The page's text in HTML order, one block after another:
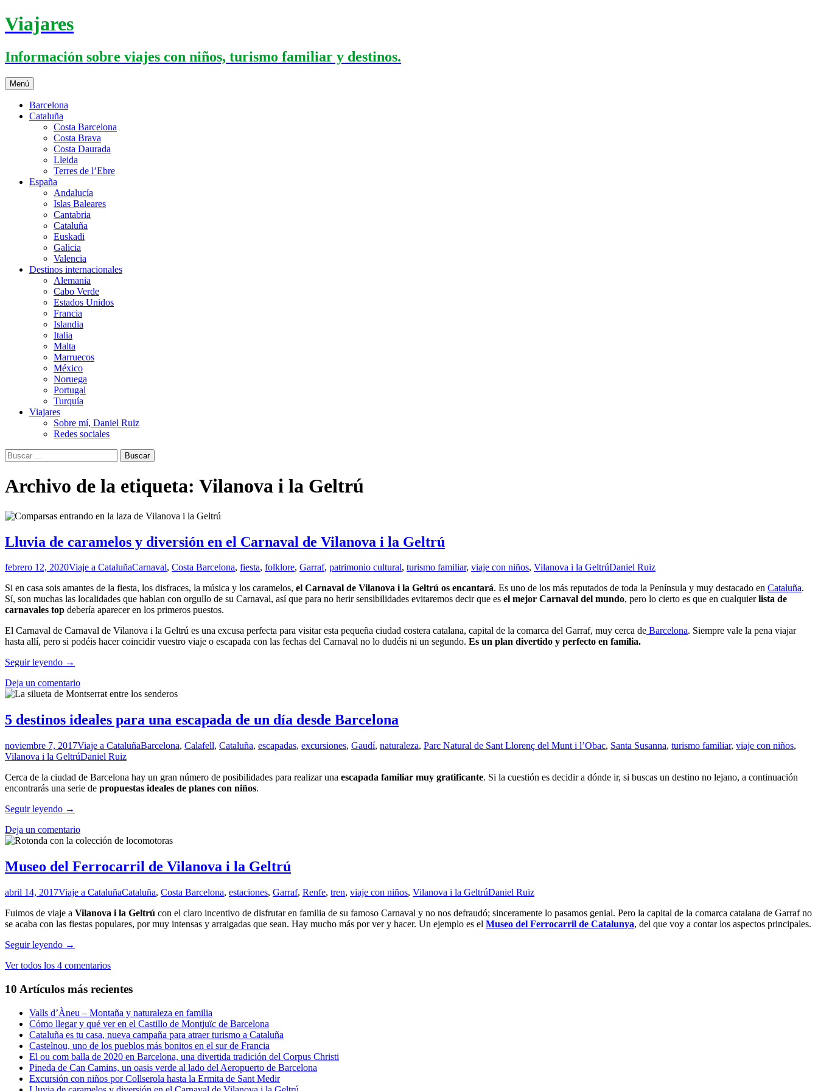
Saltar
al
Viajares
Información sobre viajes con niños, turismo familiar y destinos.
Menú
Barcelona
Cataluña
Costa Barcelona
Costa Brava
Costa Daurada
Lleida
Terres de l’Ebre
España
Andalucía
Islas Baleares
Cantabria
Cataluña
Euskadi
Galicia
Valencia
Destinos internacionales
Alemania
Cabo Verde
Estados Unidos
Francia
Islandia
Italia
Malta
Marruecos
México
Noruega
Portugal
Turquía
Viajares
Sobre mí, Daniel Ruiz
Redes sociales
Buscar:
Archivo de la etiqueta: Vilanova i la Geltrú
Lluvia de caramelos y diversión en el Carnaval de Vilanova i la Geltrú
febrero 12, 2020Viaje a CataluñaCarnaval, Costa Barcelona, fiesta, folklore, Garraf, patrimonio cultural, turismo familiar, viaje con niños, Vilanova i la GeltrúDaniel Ruiz
Si en casa sois amantes de la fiesta, los disfraces, la música y los caramelos, el Carnaval de Vilanova i la Geltrú os encantará. Es uno de los más reputados de toda la Península y muy destacado en Cataluña.
Sí, son muchas las localidades que hablan con orgullo de su Carnaval, así que para no herir sensibilidades evitaremos decir que es el mejor Carnaval del mundo, pero lo cierto es que en cualquierlista de
carnavales top debería aparecer en los primeros puestos.
El Carnaval de Carnaval de Vilanova i la Geltrú es una excusa perfecta para visitar esta pequeña ciudad costera catalana, capital de la comarca del Garraf, muy cerca de Barcelona. Siempre vale la pena viajar
hasta allí, pero si podéis hacer coincidir vuestro viaje o escapada con las fechas del Carnaval no lo dudéis ni un segundo. Es un plan divertido y perfecto en familia.
Seguir leyendo Lluvia
caramelos
y
en
el
de
Vilanova
i
la
Geltrú
→
Deja un comentario
5 destinos ideales para una escapada de un día desde Barcelona
noviembre 7, 2017Viaje a CataluñaBarcelona, Calafell, Cataluña, escapadas, excursiones, Gaudí, naturaleza, Parc Natural de Sant Llorenç del Munt i l’Obac, Santa Susanna, turismo familiar, viaje con niños,
Vilanova i la GeltrúDaniel Ruiz
Cerca de la ciudad de Barcelona hay un gran número de posibilidades para realizar una escapada familiar muy gratificante. Si la cuestión es decidir a dónde ir, si buscas un destino no lejano, a continuación
encontrarás una serie de propuestas ideales de planes con niños.
Seguir leyendo 5
ideales
para
escapada
de
día
desde
Barcelona
→
Deja un comentario
Museo del Ferrocarril de Vilanova i la Geltrú
abril 14, 2017Viaje a CataluñaCataluña, Costa Barcelona, estaciones, Garraf, Renfe, tren, viaje con niños, Vilanova i la GeltrúDaniel Ruiz
Fuimos de viaje a Vilanova i la Geltrú con el claro incentivo de disfrutar en familia de su famoso Carnaval y no nos defraudó; sinceramente lo pasamos genial. Pero la capital de la comarca catalana de Garraf no
se acaba con las fiestas populares, por muy intensas y arraigadas que sean. Hay mucho más por ver y hacer. Un ejemplo es el Museo del Ferrocarril de Catalunya, del que voy a contar los aspectos principales.
Seguir leyendo Museo
Ferrocarril
Vilanova
la
Geltrú
→
Ver todos los 4 comentarios
10 Artículos más recientes
Valls d’Àneu – Montaña y naturaleza en familia
Cómo llegar y qué ver en el Castillo de Montjuïc de Barcelona
Cataluña es tu casa, nueva campaña para atraer turismo a Cataluña
Castelnou, uno de los pueblos más bonitos en el sur de Francia
El ou com balla de 2020 en Barcelona, una divertida tradición del Corpus Christi
Pineda de Can Camins, un oasis verde al lado del Aeropuerto de Barcelona
Excursión con niños por Collserola hasta la Ermita de Sant Medir